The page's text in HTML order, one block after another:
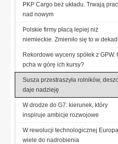
PKP Cargo bez układu. Trwają
nad nowym
Polskie firmy płacą lepiej niż
niemieckie. Zmieniło się to w
Rekordowe wyceny spółek z GPW.
pcha w górę ich kursy?
Susza przestraszyła rolników,
daje nadzieję
W drodze do G7: kierunek, który
inspiruje ambicje rozwojowe
W rewolucji technologicznej
wiele do nadrobienia